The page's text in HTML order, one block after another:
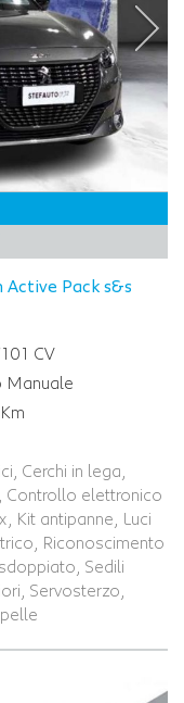
Active Pack s&s
CV
Manuale
Cerchi in lega,
Controllo elettronico
Kit antipanne, Luci
Riconoscimento
Sedili
Servosterzo,